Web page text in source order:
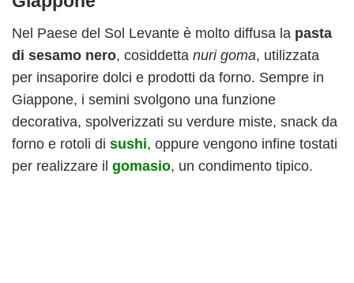
Nel Paese del Sol Levante è molto diffusa la pasta
di sesamo nero, cosiddetta nuri goma, utilizzata
per insaporire dolci e prodotti da forno. Sempre in
Giappone, i semini svolgono una funzione
decorativa, spolverizzati su verdure miste, snack da
forno e rotoli di sushi, oppure vengono infine tostati
per realizzare il gomasio, un condimento tipico.